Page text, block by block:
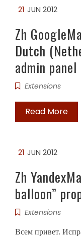
21 JUN 2012
Zh
Dutch
admin
Extensions
Read More
21 JUN 2012
Zh
balloon”
Extensions
Всем привет.